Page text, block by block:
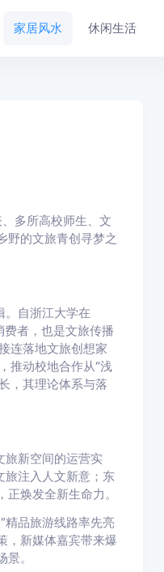
家居风水 休闲生活
多所高校师生、文
野的文旅青创寻梦之
。自浙江大学在
费者，也是文旅传播
连落地文旅创想家
推动校地合作从“浅
，其理论体系与落
旅新空间的运营实
旅注入人文新意；东
焕发全新生命力。
精品旅游线路率先亮
，新媒体嘉宾带来爆
。